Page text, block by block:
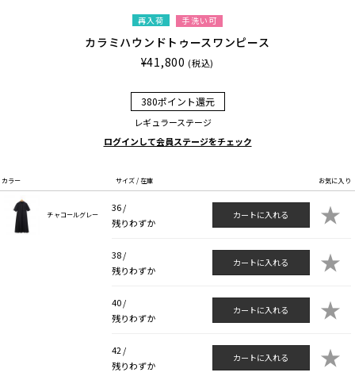
再入荷 手洗い可
カラミハウンドトゥースワンピース
¥41,800 (税込)
380ポイント還元
レギュラーステージ
ログインして会員ステージをチェック
カラー サイズ / 在庫 お気に入り
チャコールグレー
36 /
残りわずか
カートに入れる ★
38 /
残りわずか
カートに入れる ★
40 /
残りわずか
カートに入れる ★
42 /
残りわずか
カートに入れる ★